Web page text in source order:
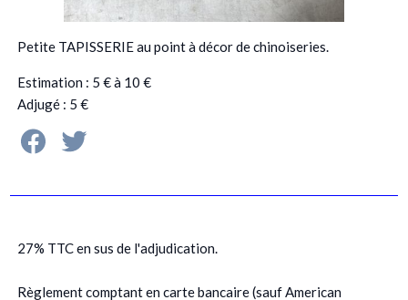
Petite TAPISSERIE au point à décor de chinoiseries.
Estimation : 5 € à 10 €
Adjugé : 5 €
27% TTC en sus de l'adjudication.
Règlement comptant en carte bancaire (sauf American